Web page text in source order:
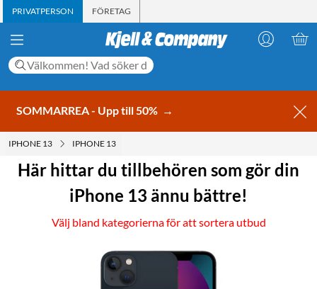
PRIVATPERSON FÖRETAG
SOMMARREA - Upp till 50% →
IPHONE 13 IPHONE 13
Här hittar du tillbehören som gör din
iPhone 13 ännu bättre!
Välj bland kategorierna för att sortera utbud